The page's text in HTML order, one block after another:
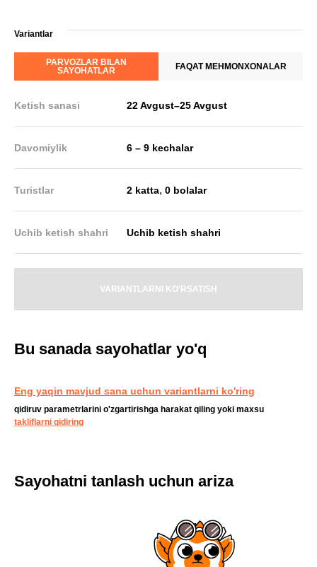
Variantlar
PARVOZLAR BILAN
SAYOHATLAR
FAQAT MEHMONXONALAR
Ketish sanasi 22 Avgust–25 Avgust
Davomiylik 6 – 9 kechalar
Turistlar 2 katta,0 bolalar
Uchib ketish shahri Uchib ketish shahri
VARIANTLARNI KO'RSATISH
Bu sanada sayohatlar yo'q
Eng yaqin mavjud sana uchun variantlarni ko'ring
qidiruv parametrlarini o'zgartirishga harakat qiling yoki maxsu
takliflarni qidiring
Sayohatni tanlash uchun ariza